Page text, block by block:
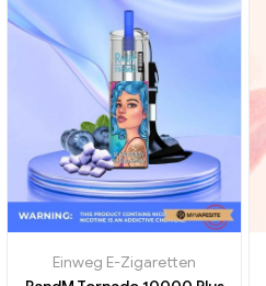
Einweg E-Zigaretten